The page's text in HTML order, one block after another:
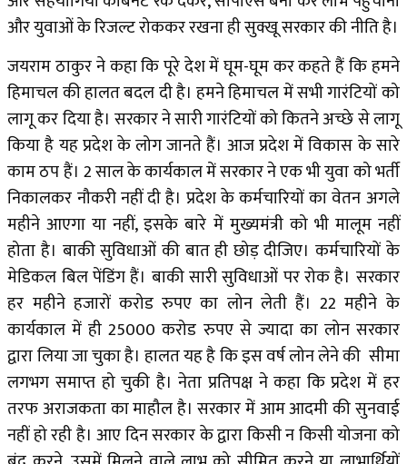
और युवाओं के रिजल्ट रोककर रखना ही सुक्खू सरकार की नीति है।
जयराम ठाकुर ने कहा कि पूरे देश में घूम-घूम कर कहते हैं कि हमने
हिमाचल की हालत बदल दी है। हमने हिमाचल में सभी गारंटियों को
लागू कर दिया है। सरकार ने सारी गारंटियों को कितने अच्छे से लागू
किया है यह प्रदेश के लोग जानते हैं। आज प्रदेश में विकास के सारे
काम ठप हैं। 2 साल के कार्यकाल में सरकार ने एक भी युवा को भर्ती
निकालकर नौकरी नहीं दी है। प्रदेश के कर्मचारियों का वेतन अगले
महीने आएगा या नहीं, इसके बारे में मुख्यमंत्री को भी मालूम नहीं
होता है। बाकी सुविधाओं की बात ही छोड़ दीजिए। कर्मचारियों के
मेडिकल बिल पेंडिंग हैं। बाकी सारी सुविधाओं पर रोक है। सरकार
हर महीने हजारों करोड रुपए का लोन लेती हैं। 22 महीने के
कार्यकाल में ही 25000 करोड रुपए से ज्यादा का लोन सरकार
द्वारा लिया जा चुका है। हालत यह है कि इस वर्ष लोन लेने की सीमा
लगभग समाप्त हो चुकी है। नेता प्रतिपक्ष ने कहा कि प्रदेश में हर
तरफ अराजकता का माहौल है। सरकार में आम आदमी की सुनवाई
नहीं हो रही है। आए दिन सरकार के द्वारा किसी न किसी योजना को